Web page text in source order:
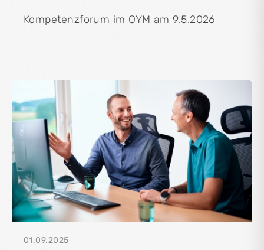
Kompetenzforum im OYM am 9.5.2026
01.09.2025